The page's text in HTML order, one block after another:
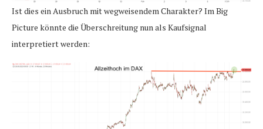
Ist dies ein Ausbruch mit wegweisendem Charakter? Im Big
Picture könnte die Überschreitung nun als Kaufsignal
interpretiert werden: